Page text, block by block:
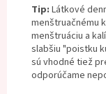
Tip: Látkové
menštruačnému
menštruáciu a
slabšiu "poistku
sú vhodné tiež
odporúčame